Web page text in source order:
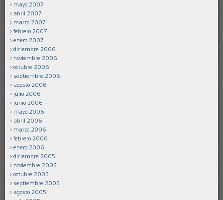
mayo 2007
abril 2007
marzo 2007
febrero 2007
enero 2007
diciembre 2006
noviembre 2006
octubre 2006
septiembre 2006
agosto 2006
julio 2006
junio 2006
mayo 2006
abril 2006
marzo 2006
febrero 2006
enero 2006
diciembre 2005
noviembre 2005
octubre 2005
septiembre 2005
agosto 2005